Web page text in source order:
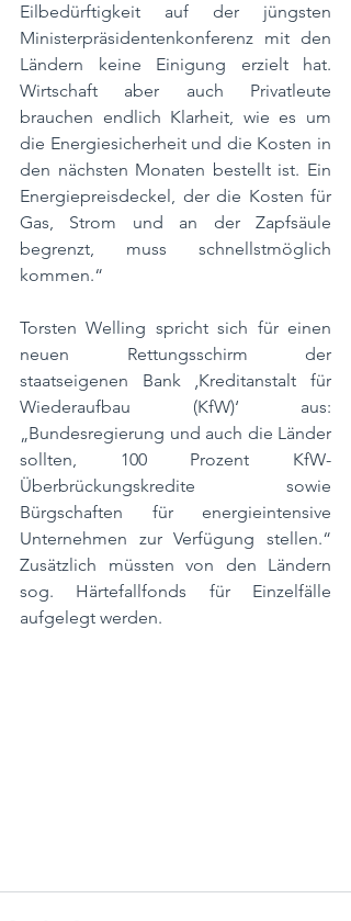
Eilbedürftigkeit auf der jüngsten
Ministerpräsidentenkonferenz mit den
Wirtschaft aber auch Privatleute
brauchen endlich Klarheit, wie es um
die Energiesicherheit und die Kosten in
den nächsten Monaten bestellt ist. Ein
Energiepreisdeckel, der die Kosten für
Gas, Strom und an der Zapfsäule
begrenzt, muss schnellstmöglich
kommen.“
Torsten Welling spricht sich für einen
neuen Rettungsschirm der
staatseigenen Bank ‚Kreditanstalt für
Wiederaufbau (KfW)‘ aus:
„Bundesregierung und auch die Länder
sollten, 100 Prozent KfW-
Überbrückungskredite sowie
Bürgschaften für energieintensive
Unternehmen zur Verfügung stellen.“
Zusätzlich müssten von den Ländern
sog. Härtefallfonds für Einzelfälle
aufgelegt werden.